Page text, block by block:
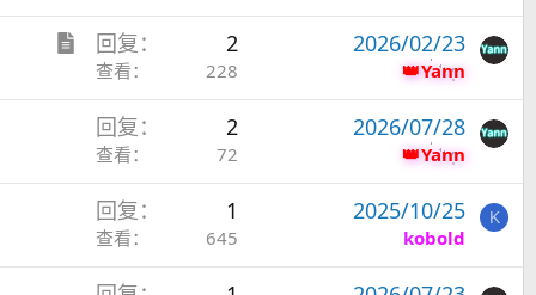
回复 2
查看 228
2026/02/23
Yann
回复 2
查看 72
2026/07/28
Yann
回复 1
查看 645
2025/10/25
kobold
K